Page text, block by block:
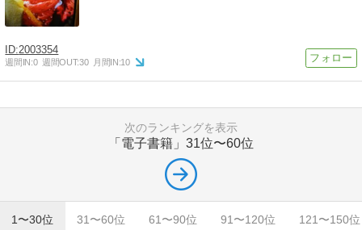
2003354
週間IN:0 週間OUT:30 月間IN:10
次のランキングを表示
「電子書籍」 31位〜60位
1〜30位 31〜60位 61〜90位 91〜120位 121〜150位